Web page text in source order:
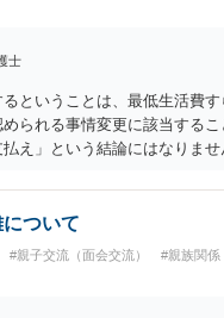
士
ということは、最低生活費
られる事情変更に該当する
え」という結論にはなりま
で、生活保護を受給するこ
でしょう。
ついて
#親子交流（面会交流） #親族関係